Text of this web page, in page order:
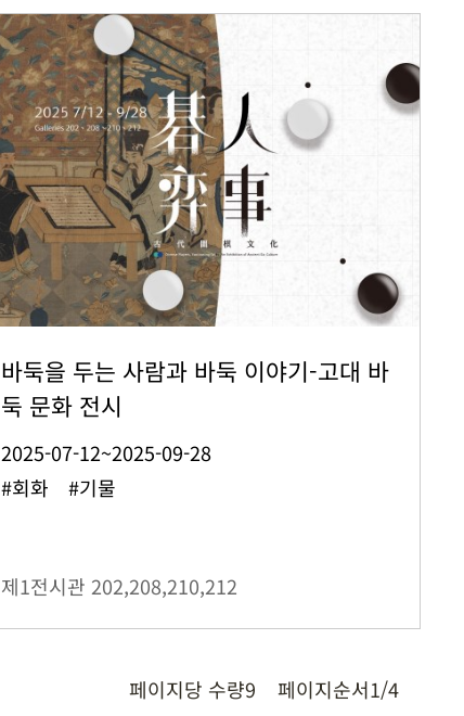
바둑을 두는 사람과 바둑 이야기-고대 바
둑 문화 전시
2025-07-12~2025-09-28
#회화 #기물
제1전시관 202,208,210,212
페이지당 수량9 페이지순서1/4